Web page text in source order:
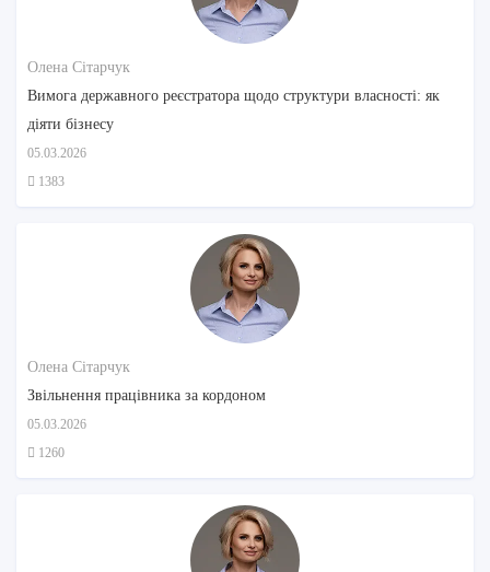
Олена Сітарчук
Вимога державного реєстратора щодо структури власності: як
діяти бізнесу
05.03.2026
1383
Олена Сітарчук
Звільнення працівника за кордоном
05.03.2026
1260